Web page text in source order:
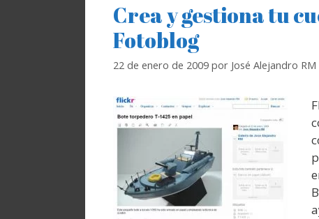
Crea y gestiona tu
Fotoblog
22 de enero de 2009 por José Alejandro RM